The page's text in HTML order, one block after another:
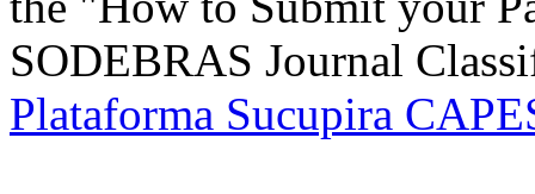
SODEBRAS Journal
Plataforma Sucupira